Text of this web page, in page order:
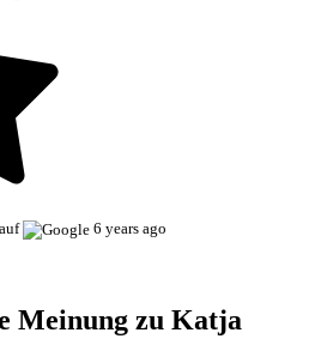
6 years ago
Meinung zu Katja